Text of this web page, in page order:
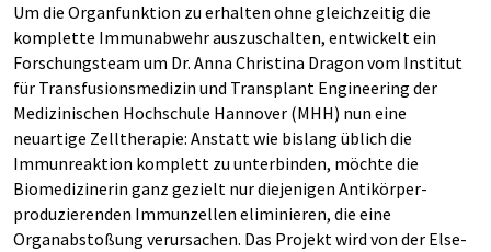
Um die Organfunktion zu erhalten ohne gleichzeitig die
komplette Immunabwehr auszuschalten, entwickelt ein
Forschungsteam um Dr. Anna Christina Dragon vom Institut
für Transfusionsmedizin und Transplant Engineering der
Medizinischen Hochschule Hannover (MHH) nun eine
neuartige Zelltherapie: Anstatt wie bislang üblich die
Immunreaktion komplett zu unterbinden, möchte die
Biomedizinerin ganz gezielt nur diejenigen Antikörper-
produzierenden Immunzellen eliminieren, die eine
Organabstoßung verursachen. Das Projekt wird von der Else-